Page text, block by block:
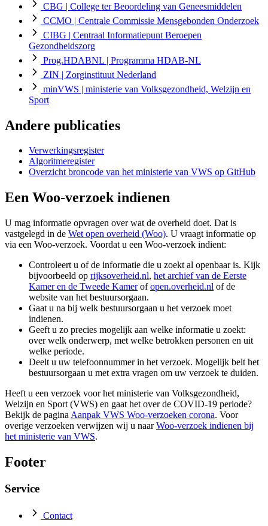
CBG | College ter Beoordeling van Geneesmiddelen
CCMO | Centrale Commissie Mensgebonden Onderzoek
CIBG | Centraal Informatiepunt Beroepen
Gezondheidszorg
Prog.HDABNL | Programma HDAB-NL
ZIN | Zorginstituut Nederland
minVWS | ministerie van Volksgezondheid, Welzijn en
Sport
Andere publicaties
Verwerkingsregister
Algoritmeregister
Overzicht broncode van het ministerie van VWS op GitHub
Een Woo-verzoek indienen
U mag informatie opvragen over wat de overheid doet. Dat is
vastgelegd in de Wet open overheid (Woo). U vraagt informatie op
via een Woo-verzoek. Voordat u een Woo-verzoek indient:
Controleert u of de informatie die u zoekt al openbaar is. Kijk
bijvoorbeeld op rijksoverheid.nl, het archief van de Eerste
Kamer en de Tweede Kamerofopen.overheid.nl of de
website van het bestuursorgaan.
Gaat u na bij welk bestuursorgaan u het verzoek moet
indienen.
Geeft u zo precies mogelijk aan welke informatie u zoekt:
over welk onderwerp, met welke betrokken personen en uit
welke periode.
Deelt u uw telefoonnummer in het verzoek. Mogelijk belt het
bestuursorgaan u met extra vragen om uw verzoek te duiden.
Heeft u een verzoek voor het ministerie van Volksgezondheid,
Welzijn en Sport (VWS) en gaat het over de COVID-19 periode?
Bekijk de pagina Aanpak VWS Woo-verzoeken corona. Voor
overige verzoeken verwijzen wij u naarWoo-verzoek indienen bij
het ministerie van VWS.
Footer
Service
Contact